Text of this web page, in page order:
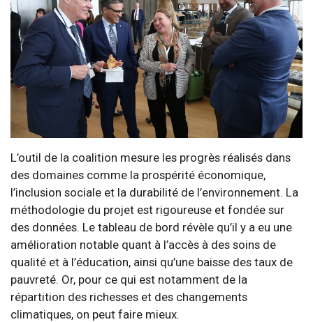
L’outil de la coalition mesure les progrès réalisés dans
des domaines comme la prospérité économique,
l’inclusion sociale et la durabilité de l’environnement. La
méthodologie du projet est rigoureuse et fondée sur
des données. Le tableau de bord révèle qu’il y a eu une
amélioration notable quant à l’accès à des soins de
qualité et à l’éducation, ainsi qu’une baisse des taux de
pauvreté. Or, pour ce qui est notamment de la
répartition des richesses et des changements
climatiques, on peut faire mieux.